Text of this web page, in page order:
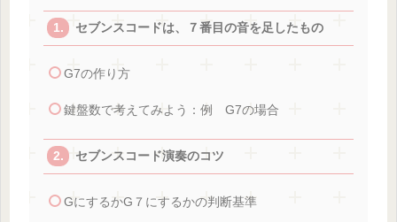
セブンスコードは、７番目の音を足したもの
G7の作り方
鍵盤数で考えてみよう：例 G7の場合
セブンスコード演奏のコツ
GにするかG７にするかの判断基準